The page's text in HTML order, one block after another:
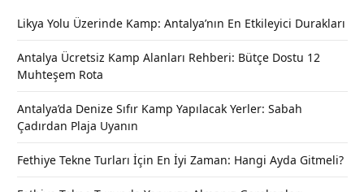
Likya Yolu Üzerinde Kamp: Antalya’nın En Etkileyici Durakları
Antalya Ücretsiz Kamp Alanları Rehberi: Bütçe Dostu 12
Muhteşem Rota
Antalya’da Denize Sıfır Kamp Yapılacak Yerler: Sabah
Çadırdan Plaja Uyanın
Fethiye Tekne Turları İçin En İyi Zaman: Hangi Ayda Gitmeli?